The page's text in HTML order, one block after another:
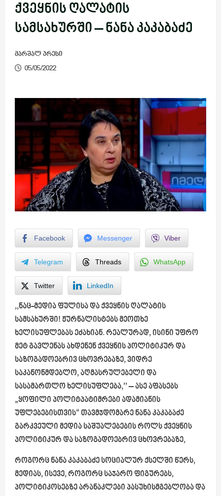
ქვეყნის ღალატის
სამსახურში – ნანა კაკაბაძე
მარშალ პრესი
05/05/2022
Facebook Messenger Viber
Telegram Threads WhatsApp
Twitter LinkedIn
,,ნაც-მედია ფულისა და ქვეყნის ღალატის
სამსახურში! ჟურნალისტებს მეოთხე
ხელისუფლებას ეძახიან. რეალურად, ისინი უფრო
მეტ გავლენას ახდენენ ქვეყნის პოლიტიკურ და
საზოგადოებრივ ცხოვრებაზე, ვიდრე
საკანონმდებლო, აღმასრულებელი და
სასამართლო ხელისუფლება,’’– ასე აფასებს
„ყოფილი პოლიტპატიმრები ადამიანის
უფლებებისთვის“ თავმჯდომარე ნანა კაკაბაძე
გარკვეული მედია საშუალებების როლს ქვეყნის
პოლიტიკურ და საზოგადოებრივ ცხოვრებაზე,
როგორც ნანა კაკაბაძე სოციალურ ქსელში წერს,
მედიას, ისევე, როგორც საჯარო ფიგურებს,
პოლიტიკოსებზე არანაკლები პასუხისმგებლობა და